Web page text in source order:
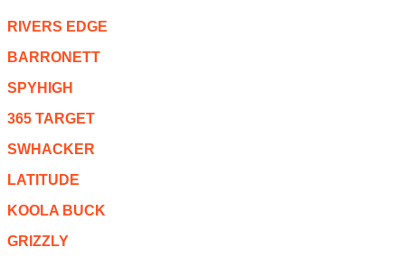
RIVERS EDGE
BARRONETT
SPYHIGH
365 TARGET
SWHACKER
LATITUDE
KOOLA BUCK
GRIZZLY